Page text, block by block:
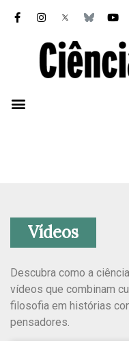
Vídeos
Descubra como a
vídeos que combinam
filosofia em histórias
pensadores.